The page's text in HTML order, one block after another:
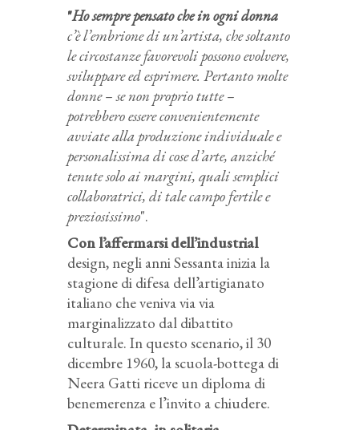
"Ho sempre pensato che in ogni donna
c’è l’embrione di un’artista, che soltanto
le circostanze favorevoli possono evolvere,
sviluppare ed esprimere. Pertanto molte
donne – se non proprio tutte –
potrebbero essere convenientemente
avviate alla produzione individuale e
personalissima di cose d’arte, anziché
tenute solo ai margini, quali semplici
collaboratrici, di tale campo fertile e
preziosissimo".
Con l’affermarsi dell’industrial
design, negli anni Sessanta inizia la
stagione di difesa dell’artigianato
italiano che veniva via via
marginalizzato dal dibattito
culturale. In questo scenario, il 30
dicembre 1960, la scuola-bottega di
Neera Gatti riceve un diploma di
benemerenza e l’invito a chiudere.